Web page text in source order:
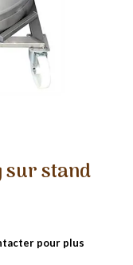
stand
pour plus